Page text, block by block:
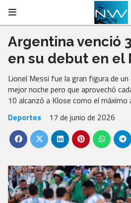
Argentina venció
en su debut en el
Lionel Messi fue la gran figura de
mejor noche pero que aprovechó
10 alcanzó a Klose como el
Deportes
17 de junio de 2026